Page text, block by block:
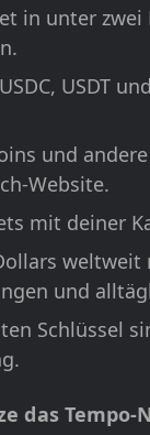
in unter
USDT
und
Website.
mit deiner
und
Schlüssel
das